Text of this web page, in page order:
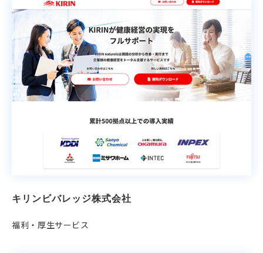
キリンビバレッジ株式会社
福利・厚生サービス